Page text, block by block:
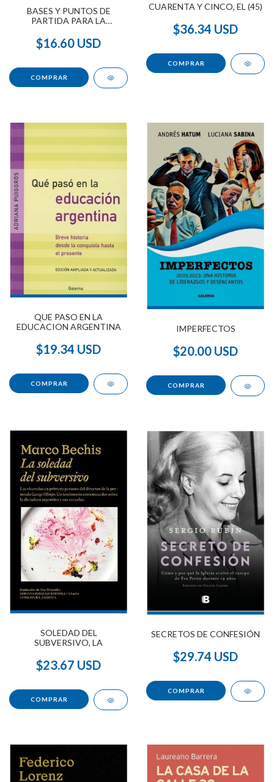
BASES Y PUNTOS DE
PARTIDA PARA LA
DE LA REPÚBLICA
ARGENTINA
$16.60 USD
CUARENTA Y CINCO, EL (45)
$36.34 USD
QUE PASO EN LA
EDUCACION ARGENTINA
$19.34 USD
IMPERFECTOS
$20.00 USD
SOLEDAD DEL
SUBVERSIVO, LA
$23.67 USD
SECRETOS DE CONFESIÓN
$29.74 USD